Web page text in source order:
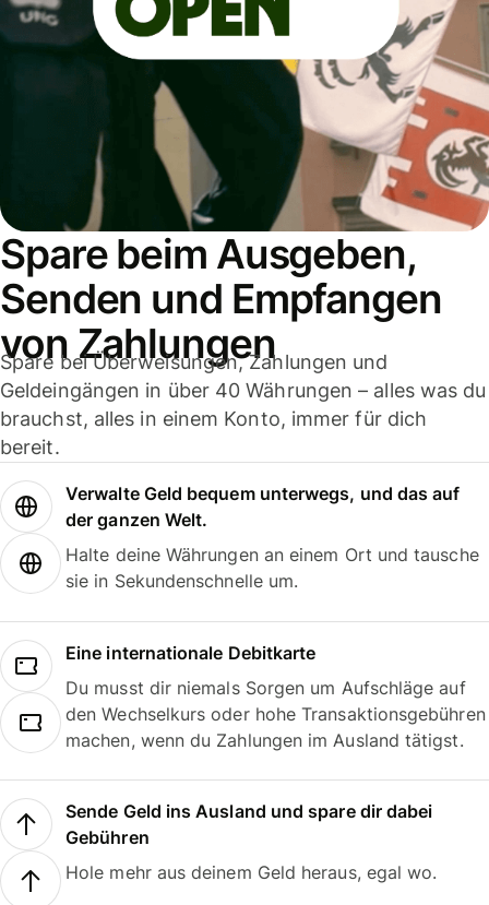
Spare beim Ausgeben,
Senden und Empfangen
von Zahlungen
Spare bei Überweisungen, Zahlungen und
Geldeingängen in über 40 Währungen – alles was du
brauchst, alles in einem Konto, immer für dich
bereit.
Verwalte Geld bequem unterwegs, und das auf
der ganzen Welt.
Halte deine Währungen an einem Ort und tausche
sie in Sekundenschnelle um.
Eine internationale Debitkarte
Du musst dir niemals Sorgen um Aufschläge auf
den Wechselkurs oder hohe Transaktionsgebühren
machen, wenn du Zahlungen im Ausland tätigst.
Sende Geld ins Ausland und spare dir dabei
Gebühren
Hole mehr aus deinem Geld heraus, egal wo.